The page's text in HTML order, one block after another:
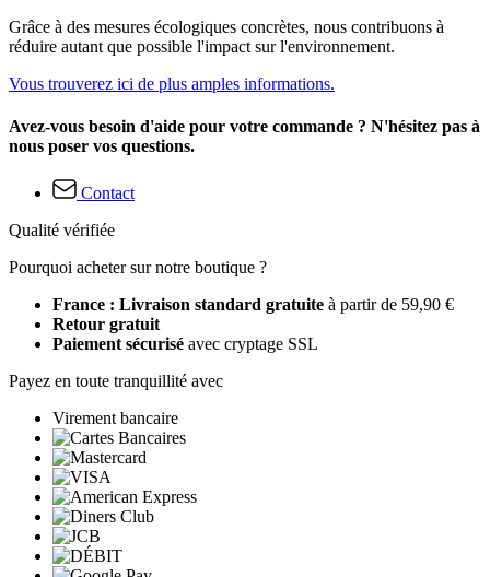
Grâce à des mesures écologiques concrètes, nous contribuons à
réduire autant que possible l'impact sur l'environnement.
Vous trouverez ici de plus amples informations.
Avez-vous besoin d'aide pour votre commande ? N'hésitez pas à
nous poser vos questions.
Contact
Qualité vérifiée
Pourquoi acheter sur notre boutique ?
France : Livraison standard gratuite à partir de 59,90 €
Retour gratuit
Paiement sécurisé avec cryptage SSL
Payez en toute tranquillité avec
Virement bancaire